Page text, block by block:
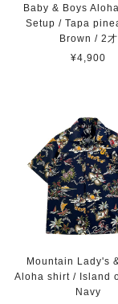
Baby & Boys
Setup / Tapa
Brown / 2才
¥4,900
Mountain Lady's
Aloha shirt / Island
Navy